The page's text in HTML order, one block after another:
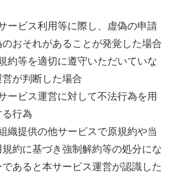
ービス利用等に際し、虚偽の申請
おそれがあることが発覚した場合
約等を適切に遵守いただいていな
が判断した場合
ービス運営に対して不法行為を用
行為
織提供の他サービスで原規約や当
約に基づき強制解約等の処分にな
あると本サービス運営が認識した